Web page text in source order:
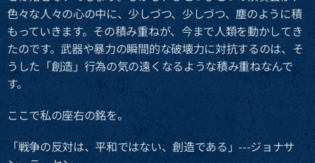
色々な人々の心の中に、少しづつ、少しづつ、塵のように積
もっていきます。その積み重ねが、今まで人類を動かしてき
たのです。武器や暴力の瞬間的な破壊力に対抗するのは、そ
うした「創造」行為の気の遠くなるような積み重ねなんで
す。
ここで私の座右の銘を。
「戦争の反対は、平和ではない、創造である」---ジョナサ